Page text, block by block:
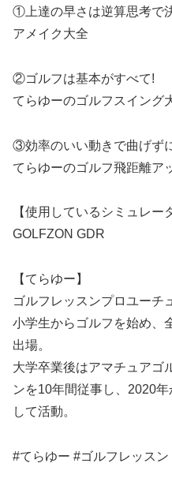
①上達の早さは逆算思考で
アメイク大全
②ゴルフは基本がすべて!
てらゆーのゴルフスイング
③効率のいい動きで曲げず
てらゆーのゴルフ飛距離ア
【使用しているシミュレー
GOLFZON GDR
【てらゆー】
ゴルフレッスンプロユーチ
小学生からゴルフを始め、
出場。
大学卒業後はアマチュアゴ
ンを10年間従事し、2020
して活動。
#てらゆー #ゴルフレッス